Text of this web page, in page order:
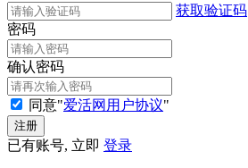
获取验证码
密码
确认密码
同意"爱活网用户协议"
已有账号, 立即 登录